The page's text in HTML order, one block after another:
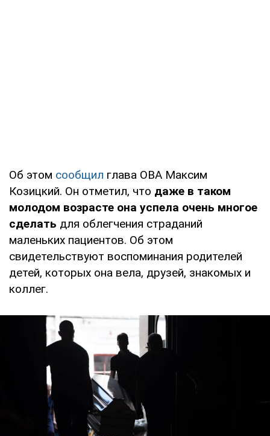
Об этом сообщил глава ОВА Максим
Козицкий. Он отметил, что даже в таком
молодом возрасте она успела очень многое
сделать для облегчения страданий
маленьких пациентов. Об этом
свидетельствуют воспоминания родителей
детей, которых она вела, друзей, знакомых и
коллег.